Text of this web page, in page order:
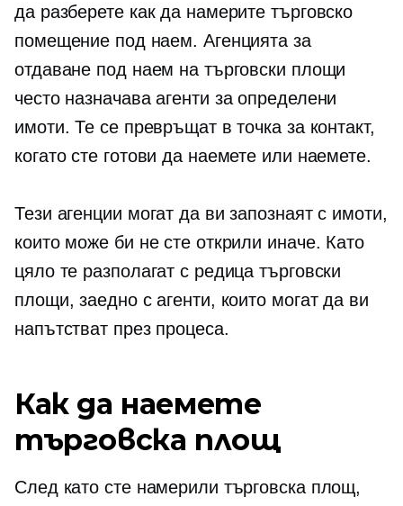
да разберете как да намерите търговско
помещение под наем. Агенцията за
отдаване под наем на търговски площи
често назначава агенти за определени
имоти. Те се превръщат в точка за контакт,
когато сте готови да наемете или наемете.
Тези агенции могат да ви запознаят с имоти,
които може би не сте открили иначе. Като
цяло те разполагат с редица търговски
площи, заедно с агенти, които могат да ви
напътстват през процеса.
Как да наемете
търговска площ
След като сте намерили търговска площ,